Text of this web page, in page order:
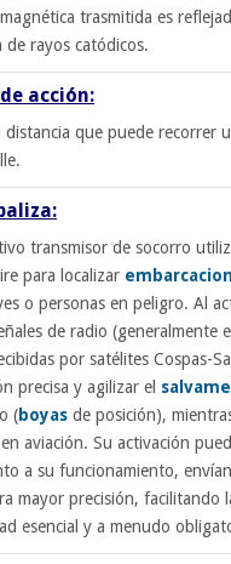
trasmitida es
de rayos catódicos.
acción:
distancia que puede recorrer
transmisor de socorro
para localizar
o personas en peligro. Al
de radio (generalmente
por satélites Cospas-
precisa y agilizar el
(boyas de posición),
aviación. Su activación
a su funcionamiento,
mayor precisión, facilitando
esencial y a menudo